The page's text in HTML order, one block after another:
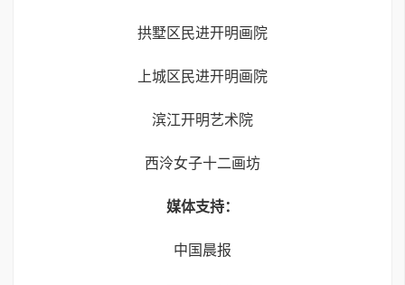
拱墅区民进开明画院
上城区民进开明画院
滨江开明艺术院
西泠女子十二画坊
媒体支持：
中国晨报